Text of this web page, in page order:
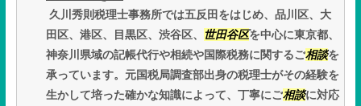
久川秀則税理士事務所では五反田をはじめ、品川区、大
田区、港区、目黒区、渋谷区、
世田谷区を中心に東京都、
神奈川県域の記帳代行や相続や国際税務に関するご相談を
承っています。元国税局調査部出身の税理士がその経験を
生かして培った確かな知識によって、丁寧にご相談に対応